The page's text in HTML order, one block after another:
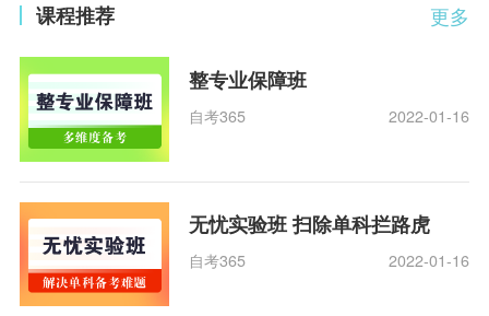
更多
课程推荐
整专业保障班
自考365 2022-01-16
无忧实验班 扫除单科拦路虎
自考365 2022-01-16